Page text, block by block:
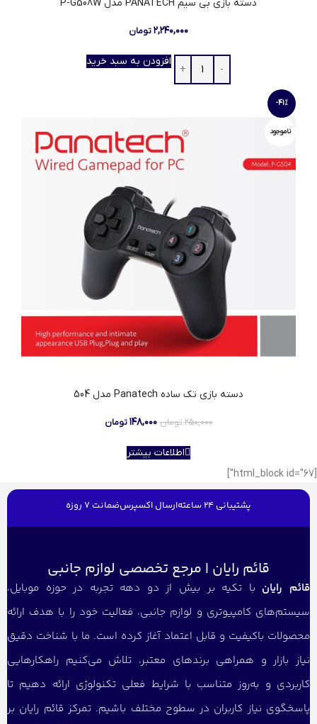
دسته بازی بی سیم PANATECH مدل P-G508W
۲,۲۴۰,۰۰۰تومان
افزودن به سبد خرید
-41%
ناموجود
دسته بازی تک ساده Panatech مدل 504
۲۵۰,۰۰۰تومان ۱۴۸,۰۰۰ تومان
اطلاعات بیشتر
[html_block id="67"]
پشتیبانی 24 ساعته ارسال اکسپرسضمانت 7 روزه
قائم رایان | مرجع تخصصی لوازم جانبی
قائم رایان با تکیه بر بیش از دو دهه تجربه در حوزه موبایل،
سیستم‌های کامپیوتری و لوازم جانبی، فعالیت خود را با هدف ارائه
محصولات باکیفیت و قابل اعتماد آغاز کرده است. ما با شناخت دقیق
نیاز بازار و همراهی برندهای معتبر، تلاش می‌کنیم راهکارهایی
کاربردی و به‌روز متناسب با شرایط فعلی تکنولوژی ارائه دهیم تا
پاسخگوی نیاز کاربران در سطوح مختلف باشیم. تمرکز قائم رایان بر